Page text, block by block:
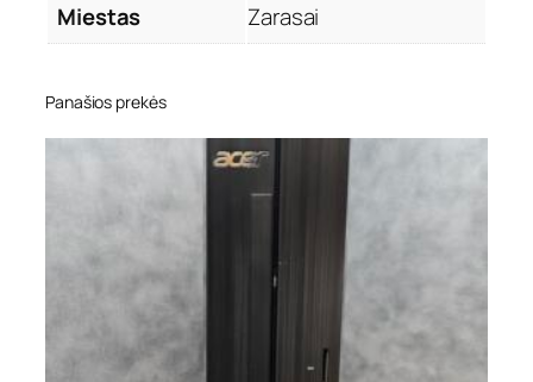
Miestas
Zarasai
Panašios prekės